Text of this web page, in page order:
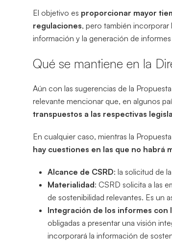
El objetivo es proporcionar mayor
regulaciones, pero también
información y la generación de
Qué se mantiene en la
Aún con las sugerencias de la
relevante mencionar que, en algunos
transpuestos a las respectivas
En cualquier caso, mientras la
hay cuestiones en las que no habrá
Alcance de CSRD: la solicitud de
Materialidad: CSRD solicita a las
de sostenibilidad relevantes. Es un
Integración de los informes
obligadas a presentar una visión
incorporará la información de